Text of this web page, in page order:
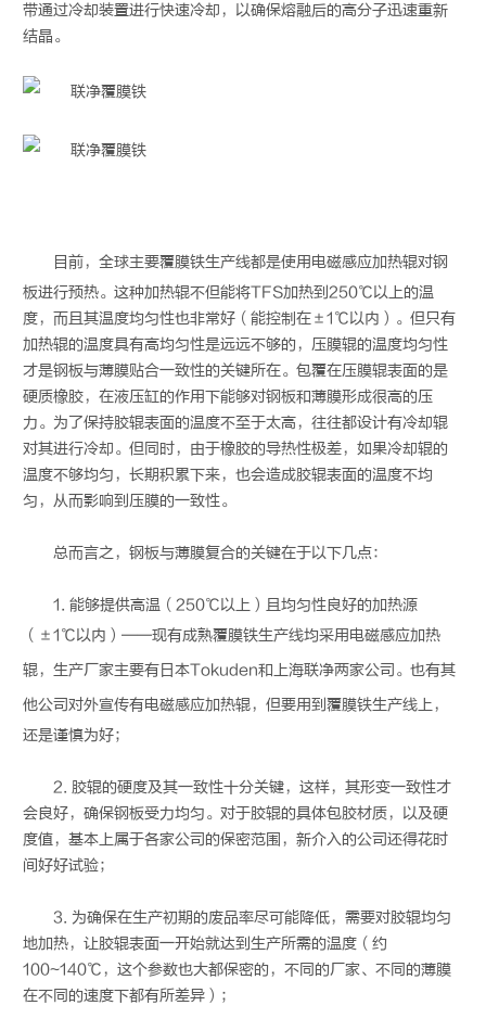
带通过冷却装置进行快速冷却，以确保熔融后的高分子迅速重新
结晶。
目前，全球主要覆膜铁生产线都是使用电磁感应加热辊对钢
板进行预热。这种加热辊不但能将TFS加热到250℃以上的温
度，而且其温度均匀性也非常好（能控制在±1℃以内）。但只有
加热辊的温度具有高均匀性是远远不够的，压膜辊的温度均匀性
才是钢板与薄膜贴合一致性的关键所在。包覆在压膜辊表面的是
硬质橡胶，在液压缸的作用下能够对钢板和薄膜形成很高的压
力。为了保持胶辊表面的温度不至于太高，往往都设计有冷却辊
对其进行冷却。但同时，由于橡胶的导热性极差，如果冷却辊的
温度不够均匀，长期积累下来，也会造成胶辊表面的温度不均
匀，从而影响到压膜的一致性。
总而言之，钢板与薄膜复合的关键在于以下几点：
1. 能够提供高温（250℃以上）且均匀性良好的加热源
（±1℃以内）——现有成熟覆膜铁生产线均采用电磁感应加热
辊，生产厂家主要有日本Tokuden和上海联净两家公司。也有其
他公司对外宣传有电磁感应加热辊，但要用到覆膜铁生产线上，
还是谨慎为好；
2. 胶辊的硬度及其一致性十分关键，这样，其形变一致性才
会良好，确保钢板受力均匀。对于胶辊的具体包胶材质，以及硬
度值，基本上属于各家公司的保密范围，新介入的公司还得花时
间好好试验；
3. 为确保在生产初期的废品率尽可能降低，需要对胶辊均匀
地加热，让胶辊表面一开始就达到生产所需的温度（约
100~140℃，这个参数也大都保密的，不同的厂家、不同的薄膜
在不同的速度下都有所差异）；